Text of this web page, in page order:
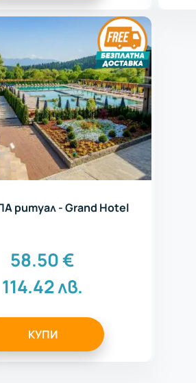
ритуал - Grand Hotel
58.50€
114.42лв.
КУПИ